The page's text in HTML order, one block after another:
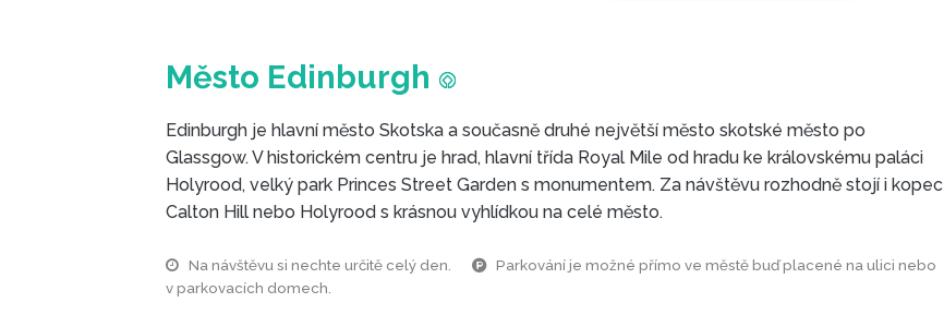
Město Edinburgh
Edinburgh je hlavní město Skotska a současně druhé největší město skotské město po
Glassgow. V historickém centru je hrad, hlavní třída Royal Mile od hradu ke královskému paláci
Holyrood, velký park Princes Street Garden s monumentem. Za návštěvu rozhodně stojí i kopec
Calton Hill nebo Holyrood s krásnou vyhlídkou na celé město.
Na návštěvu si nechte určitě celý den.
Parkování je možné přímo ve městě buď placené na ulici nebo
v parkovacích domech.